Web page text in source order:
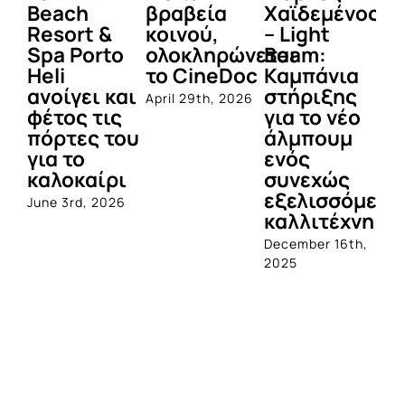
Beach
Resort &
Spa Porto
Heli
ανοίγει και
φέτος τις
πόρτες του
για το
καλοκαίρι
June 3rd, 2026
βραβεία
κοινού,
ολοκληρώνεται
το CineDoc
April 29th, 2026
Χαϊδεμένος
– Light
Beam:
Καμπάνια
στήριξης
για το νέο
άλμπουμ
ενός
συνεχώς
καλλιτέχνη
December 16th,
2025